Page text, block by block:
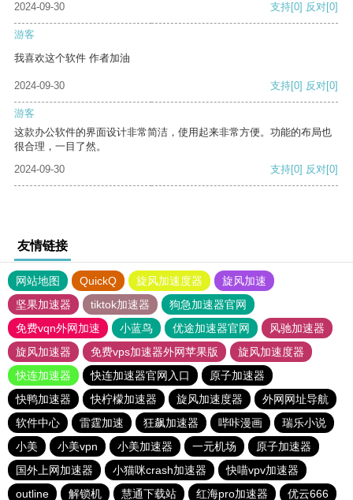
2024-09-30 支持[0] 反对[0]
游客
我喜欢这个软件 作者加油
2024-09-30 支持[0] 反对[0]
游客
这款办公软件的界面设计非常简洁，使用起来非常方便。功能的布局也
很合理，一目了然。
2024-09-30
支持[0] 反对[0]
友情链接
网站地图 QuickQ 旋风加速度器
旋风加速
坚果加速器
tiktok加速器
狗急加速器官网
免费vqn外网加速
小蓝鸟 优途加速器官网
风驰加速器
旋风加速器
免费vps加速器外网苹果版
旋风加速度器
快连加速器
快连加速器官网入口
原子加速器
快鸭加速器
快柠檬加速器 旋风加速度器
外网网址导航
软件中心
雷霆加速 狂飙加速器 哔咔漫画
瑞乐小说
小美
小美vpn 小美加速器 一元机场
原子加速器
国外上网加速器
小猫咪crash加速器
快喵vpv加速器
outline
解锁机 慧通下载站 红海pro加速器 优云666